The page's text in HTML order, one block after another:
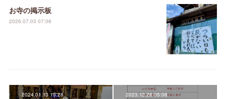
お寺の掲示板
2026.07.03 07:06
2024.01.13 13:28 2023.12.28 05:08